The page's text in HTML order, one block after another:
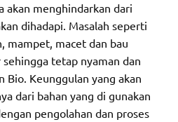
akan menghindarkan dari
dihadapi. Masalah seperti
mampet, macet dan bau
tetap nyaman dan
Bio. Keunggulan yang akan
dari bahan yang di gunakan
pengolahan dan proses